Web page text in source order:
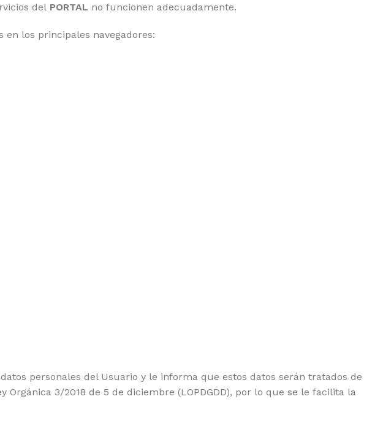
del PORTAL no funcionen adecuadamente.
los principales navegadores:
personales del Usuario y le informa que estos datos serán tratados de
3/2018 de 5 de diciembre (LOPDGDD), por lo que se le facilita la